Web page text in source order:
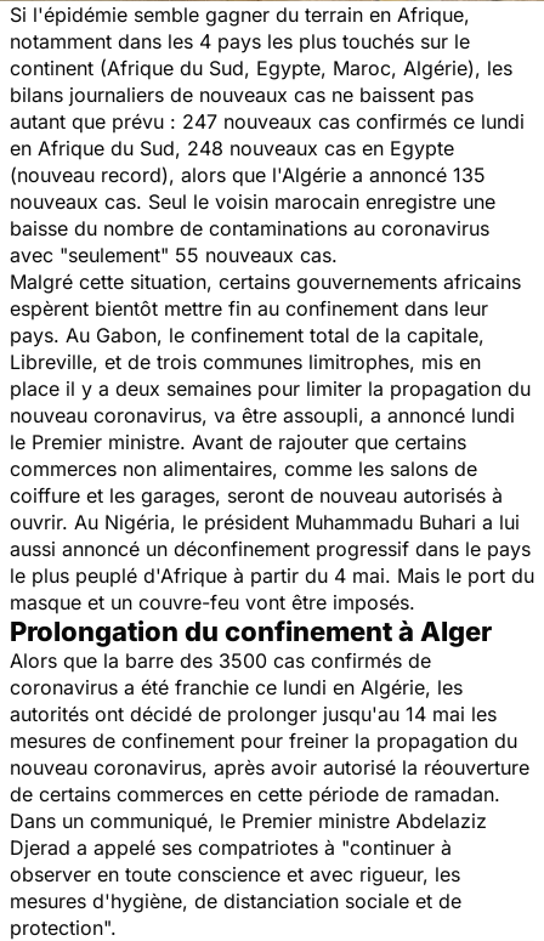
Si l'épidémie semble gagner du terrain en Afrique,
notamment dans les 4 pays les plus touchés sur le
continent (Afrique du Sud, Egypte, Maroc, Algérie), les
bilans journaliers de nouveaux cas ne baissent pas
autant que prévu : 247 nouveaux cas confirmés ce lundi
en Afrique du Sud, 248 nouveaux cas en Egypte
(nouveau record), alors que l'Algérie a annoncé 135
nouveaux cas. Seul le voisin marocain enregistre une
baisse du nombre de contaminations au coronavirus
avec "seulement" 55 nouveaux cas.
Malgré cette situation, certains gouvernements africains
espèrent bientôt mettre fin au confinement dans leur
pays. Au Gabon, le confinement total de la capitale,
Libreville, et de trois communes limitrophes, mis en
place il y a deux semaines pour limiter la propagation du
nouveau coronavirus, va être assoupli, a annoncé lundi
le Premier ministre. Avant de rajouter que certains
commerces non alimentaires, comme les salons de
coiffure et les garages, seront de nouveau autorisés à
ouvrir. Au Nigéria, le président Muhammadu Buhari a lui
aussi annoncé un déconfinement progressif dans le pays
le plus peuplé d'Afrique à partir du 4 mai. Mais le port du
masque et un couvre-feu vont être imposés.
Prolongation du confinement à Alger
Alors que la barre des 3500 cas confirmés de
coronavirus a été franchie ce lundi en Algérie, les
autorités ont décidé de prolonger jusqu'au 14 mai les
mesures de confinement pour freiner la propagation du
nouveau coronavirus, après avoir autorisé la réouverture
de certains commerces en cette période de ramadan.
Dans un communiqué, le Premier ministre Abdelaziz
Djerad a appelé ses compatriotes à "continuer à
observer en toute conscience et avec rigueur, les
mesures d'hygiène, de distanciation sociale et de
protection".